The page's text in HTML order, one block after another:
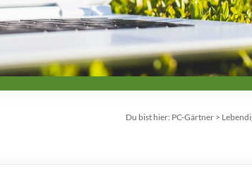
Du bist hier: PC-Gärtner >